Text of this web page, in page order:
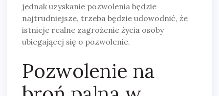
jednak uzyskanie pozwolenia będzie
najtrudniejsze, trzeba będzie udowodnić, że
istnieje realne zagrożenie życia osoby
ubiegającej się o pozwolenie.
Pozwolenie na